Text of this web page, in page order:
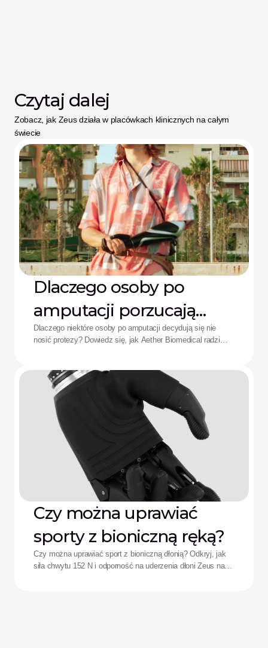
Czytaj dalej
Zobacz, jak Zeus działa w placówkach klinicznych na całym
świecie
Dlaczego osoby po
amputacji porzucają
protezy: Rozwiązanie
Dlaczego niektóre osoby po amputacji decydują się nie
nosić protezy? Dowiedz się, jak Aether Biomedical radzi
skomplikowanego sterowania.
Czy można uprawiać
sporty z bioniczną ręką?
Czy można uprawiać sport z bioniczną dłonią? Odkryj, jak
siła chwytu 152 N i odporność na uderzenia dłoni Zeus na